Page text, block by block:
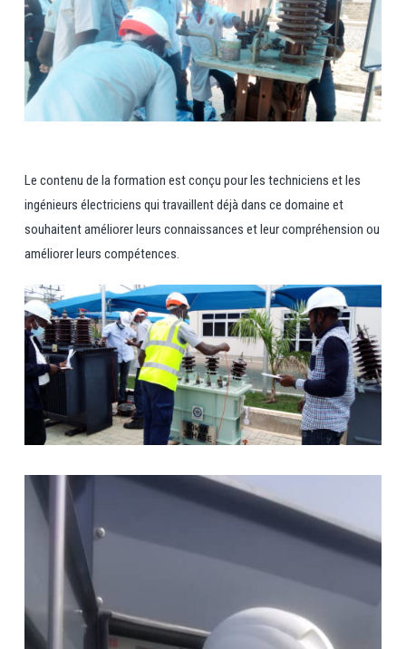
Le contenu de la formation est conçu pour les techniciens et les
ingénieurs électriciens qui travaillent déjà dans ce domaine et
souhaitent améliorer leurs connaissances et leur compréhension ou
améliorer leurs compétences.